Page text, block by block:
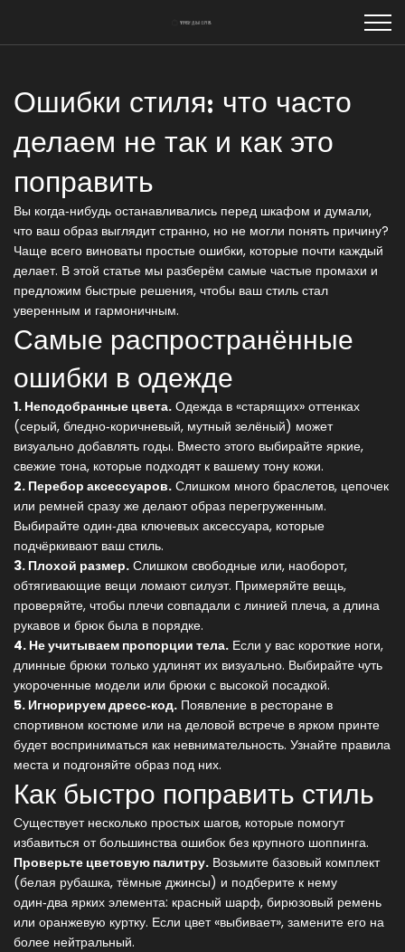
Ошибки стиля: что часто
делаем не так и как это
поправить
Вы когда‑нибудь останавливались перед шкафом и думали,
что ваш образ выглядит странно, но не могли понять причину?
Чаще всего виноваты простые ошибки, которые почти каждый
делает. В этой статье мы разберём самые частые промахи и
предложим быстрые решения, чтобы ваш стиль стал
уверенным и гармоничным.
Самые распространённые
ошибки в одежде
1. Неподобранные цвета. Одежда в «старящих» оттенках
(серый, бледно‑коричневый, мутный зелёный) может
визуально добавлять годы. Вместо этого выбирайте яркие,
свежие тона, которые подходят к вашему тону кожи.
2. Перебор аксессуаров. Слишком много браслетов, цепочек
или ремней сразу же делают образ перегруженным.
Выбирайте один‑два ключевых аксессуара, которые
подчёркивают ваш стиль.
3. Плохой размер. Слишком свободные или, наоборот,
обтягивающие вещи ломают силуэт. Примеряйте вещь,
проверяйте, чтобы плечи совпадали с линией плеча, а длина
рукавов и брюк была в порядке.
4. Не учитываем пропорции тела. Если у вас короткие ноги,
длинные брюки только удлинят их визуально. Выбирайте чуть
укороченные модели или брюки с высокой посадкой.
5. Игнорируем дресс‑код. Появление в ресторане в
спортивном костюме или на деловой встрече в ярком принте
будет восприниматься как невнимательность. Узнайте правила
места и подгоняйте образ под них.
Как быстро поправить стиль
Существует несколько простых шагов, которые помогут
избавиться от большинства ошибок без крупного шоппинга.
Проверьте цветовую палитру. Возьмите базовый комплект
(белая рубашка, тёмные джинсы) и подберите к нему
один‑два ярких элемента: красный шарф, бирюзовый ремень
или оранжевую куртку. Если цвет «выбивает», замените его на
более нейтральный.